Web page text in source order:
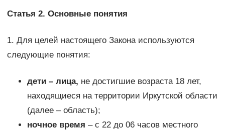
Статья 2. Основные понятия
1. Для целей настоящего Закона используются
следующие понятия:
дети – лица, не достигшие возраста 18 лет,
находящиеся на территории Иркутской области
(далее – область);
ночное время – с 22 до 06 часов местного